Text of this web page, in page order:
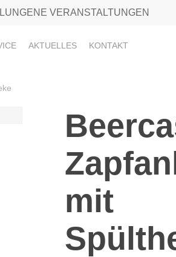
VERANSTALTUNGEN
AKTUELLES KONTAKT
mit